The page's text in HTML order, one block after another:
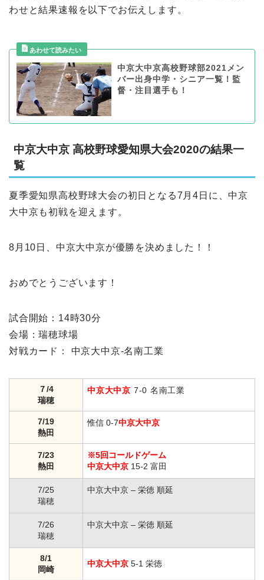
わせと結果速報を以下でお伝えします。
中京大中京高校野球部2021メン
バー出身中学・シニア一覧！監
督・注目選手も！
中京大中京 高校野球愛知県大会2020の結果一
覧
夏季愛知県高校野球大会の初日となる7月4日に、中京
大中京も初戦を迎えます。
8月10日、中京大中京が優勝を決めました！！
おめでとうございます！
試合開始：14時30分
会場：瑞穂球場
対戦カード： 中京大中京-名南工業
７/4
瑞穂
中京大中京 7-0 名南工業
7/19
熱田
惟信 0-7中京大中京
7/23
熱田
※5回コールドゲーム
中京大中京 15-2 富田
7/25
瑞穂
中京大中京 – 栄徳 順延
7/26
瑞穂
中京大中京 – 栄徳 順延
8/1
岡崎
中京大中京 5-1 栄徳